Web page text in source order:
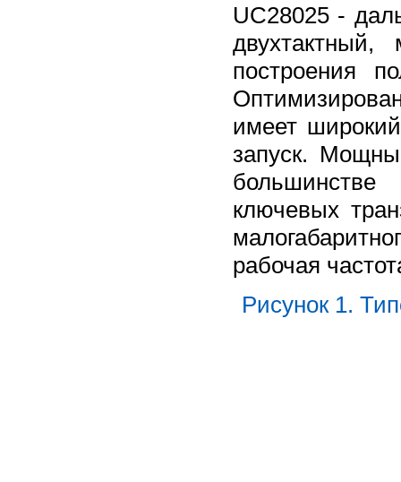
UC28025 -
двухтактный,
построения
имеет
запуск.
ключевых
рабочая
Рисунок 1.